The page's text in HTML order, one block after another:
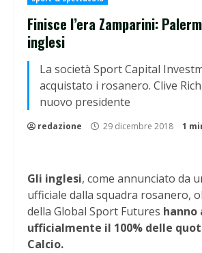
Finisce l’era Zamparini:
inglesi
La società Sport Capital
acquistato i rosanero. Clive
nuovo presidente
redazione 29 dicembre 2018 1
Gli inglesi, come annunciato da
ufficiale dalla squadra rosanero,
della Global Sport Futures hanno
ufficialmente il 100% delle
Calcio.